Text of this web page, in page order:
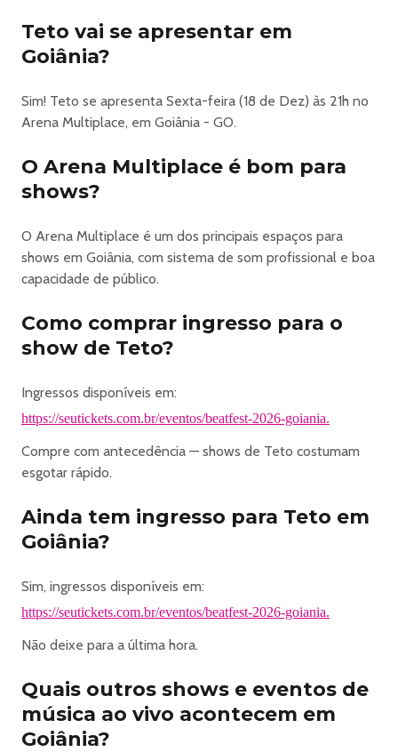
Teto vai se apresentar em
Goiânia?
Sim! Teto se apresenta Sexta-feira (18 de Dez) às 21h no
Arena Multiplace, em Goiânia - GO.
O Arena Multiplace é bom para
shows?
O Arena Multiplace é um dos principais espaços para
shows em Goiânia, com sistema de som profissional e boa
capacidade de público.
Como comprar ingresso para o
show de Teto?
Ingressos disponíveis em:
https://seutickets.com.br/eventos/beatfest-2026-goiania.
Compre com antecedência — shows de Teto costumam
esgotar rápido.
Ainda tem ingresso para Teto em
Goiânia?
Sim, ingressos disponíveis em:
https://seutickets.com.br/eventos/beatfest-2026-goiania.
Não deixe para a última hora.
Quais outros shows e eventos de
música ao vivo acontecem em
Goiânia?